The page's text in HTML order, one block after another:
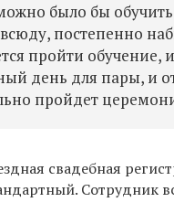
было бы
постепенно
пройти
день для пары, и
пройдет
свадебная
Сотрудник